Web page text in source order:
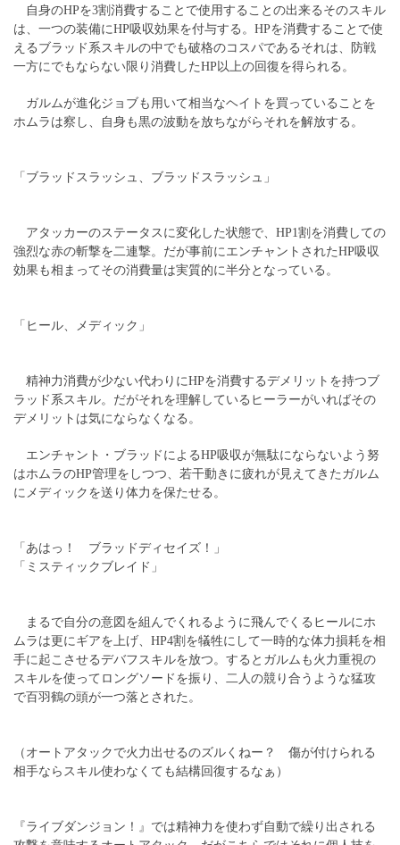
自身のHPを3割消費することで使用することの出来るそのスキル
は、一つの装備にHP吸収効果を付与する。HPを消費することで使
えるブラッド系スキルの中でも破格のコスパであるそれは、防戦
一方にでもならない限り消費したHP以上の回復を得られる。
ガルムが進化ジョブも用いて相当なヘイトを買っていることを
ホムラは察し、自身も黒の波動を放ちながらそれを解放する。
「ブラッドスラッシュ、ブラッドスラッシュ」
アタッカーのステータスに変化した状態で、HP1割を消費しての
強烈な赤の斬撃を二連撃。だが事前にエンチャントされたHP吸収
効果も相まってその消費量は実質的に半分となっている。
「ヒール、メディック」
精神力消費が少ない代わりにHPを消費するデメリットを持つブ
ラッド系スキル。だがそれを理解しているヒーラーがいればその
デメリットは気にならなくなる。
エンチャント・ブラッドによるHP吸収が無駄にならないよう努
はホムラのHP管理をしつつ、若干動きに疲れが見えてきたガルム
にメディックを送り体力を保たせる。
「あはっ！ ブラッドディセイズ！」
「ミスティックブレイド」
まるで自分の意図を組んでくれるように飛んでくるヒールにホ
ムラは更にギアを上げ、HP4割を犠牲にして一時的な体力損耗を相
手に起こさせるデバフスキルを放つ。するとガルムも火力重視の
スキルを使ってロングソードを振り、二人の競り合うような猛攻
で百羽鶴の頭が一つ落とされた。
（オートアタックで火力出せるのズルくねー？ 傷が付けられる
相手ならスキル使わなくても結構回復するなぁ）
『ライブダンジョン！』では精神力を使わず自動で繰り出される